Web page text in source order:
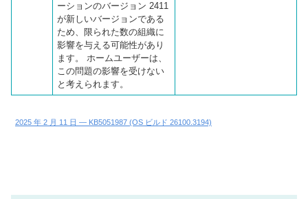
ーションのバージョン 2411
が新しいバージョンである
ため、限られた数の組織に
影響を与える可能性があり
ます。 ホームユーザーは、
この問題の影響を受けない
と考えられます。
2025 年 2 月 11 日 — KB5051987 (OS ビルド 26100.3194)